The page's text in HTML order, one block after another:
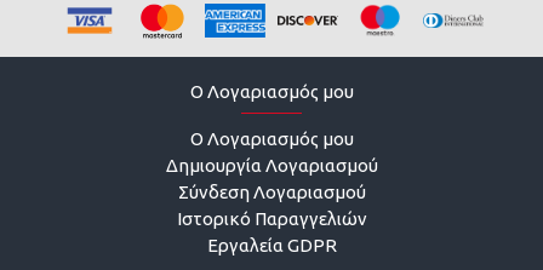
O Λογαριασμός μου
O Λογαριασμός μου
Δημιουργία Λογαριασμού
Σύνδεση Λογαριασμού
Ιστορικό Παραγγελιών
Εργαλεία GDPR